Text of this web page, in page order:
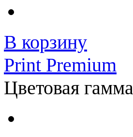
В корзину
Print Premium
Цветовая гамма